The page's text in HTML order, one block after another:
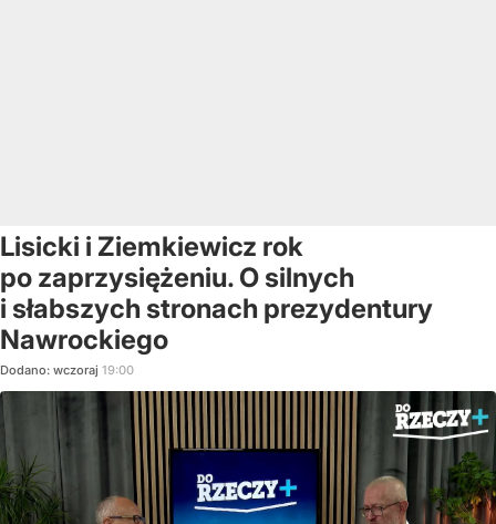
Lisicki i Ziemkiewicz rok
po zaprzysiężeniu. O silnych
i słabszych stronach prezydentury
Nawrockiego
Dodano: wczoraj 19:00